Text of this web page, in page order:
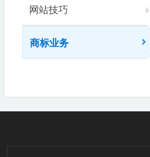
网站技巧
商标业务